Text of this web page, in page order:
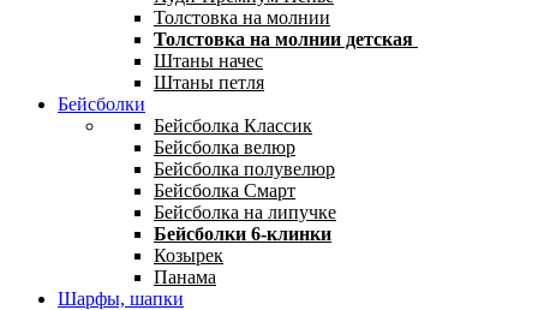
Толстовка на молнии
Толстовка на молнии детская
Штаны начес
Штаны петля
Бейсболки
Бейсболка Классик
Бейсболка велюр
Бейсболка полувелюр
Бейсболка Смарт
Бейсболка на липучке
Бейсболки 6-клинки
Козырек
Панама
Шарфы, шапки